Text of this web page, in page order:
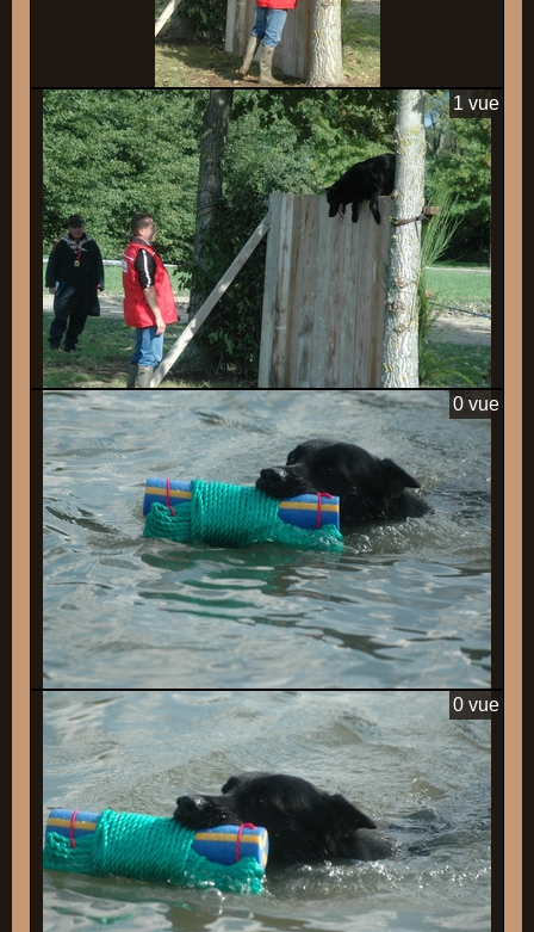
1 vue
0 vue
0 vue